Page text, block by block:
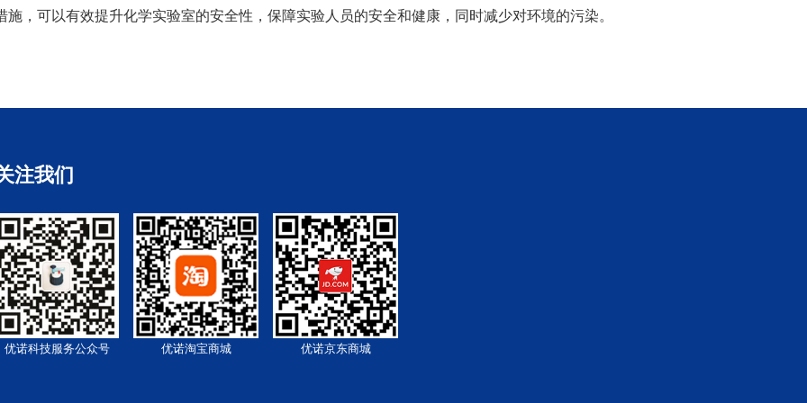
施，可以有效提升化学实验室的安全性，保障实验人员的安全和健康，同时减少对环境的污染。
注我们
优诺科技服务公众号 优诺淘宝商城 优诺京东商城